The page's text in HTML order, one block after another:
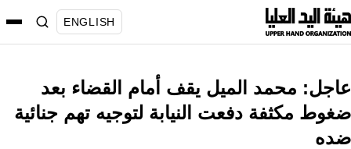
انتقل
إلى
ENGLISH
عاجل: محمد الميل يقف أمام القضاء بعد
ضغوط مكثفة دفعت النيابة لتوجيه تهم جنائية
ضده